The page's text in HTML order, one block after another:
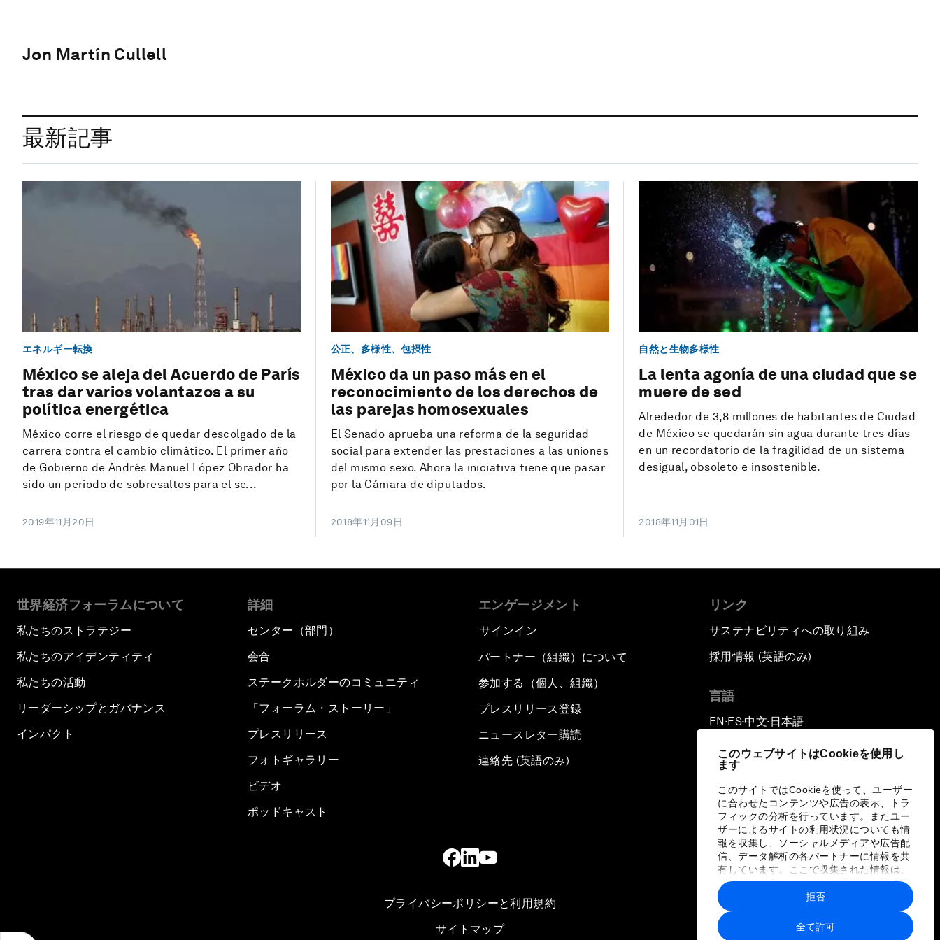
このウェブサイトはCookieを使用し
ます
このサイトではCookieを使って、ユーザー
に合わせたコンテンツや広告の表示、トラ
フィックの分析を行っています。またユー
ザーによるサイトの利用状況についても情
報を収集し、ソーシャルメディアや広告配
信、データ解析の各パートナーに情報を共
有しています。ここで収集された情報は、
ユーザーが各パートナーに提供した他の情
報や各パートナーのサービスを使用した際
に収集された情報と組み合わされ、各パー
トナーによって使用されることがありま
す。
全て許可
拒否
Jon Martín Cullell
最新記事
エネルギー転換
México se aleja del Acuerdo de París
tras dar varios volantazos a su
política energética
México corre el riesgo de quedar descolgado de la
carrera contra el cambio climático. El primer año
de Gobierno de Andrés Manuel López Obrador ha
sido un periodo de sobresaltos para el se...
2019年11月20日
公正、多様性、包摂性
México da un paso más en el
reconocimiento de los derechos de
las parejas homosexuales
El Senado aprueba una reforma de la seguridad
social para extender las prestaciones a las uniones
del mismo sexo. Ahora la iniciativa tiene que pasar
por la Cámara de diputados.
2018年11月09日
自然と生物多様性
La lenta agonía de una ciudad que se
muere de sed
Alrededor de 3,8 millones de habitantes de Ciudad
de México se quedarán sin agua durante tres días
en un recordatorio de la fragilidad de un sistema
desigual, obsoleto e insostenible.
2018年11月01日
世界経済フォーラムについて
私たちのストラテジー
私たちのアイデンティティ
私たちの活動
リーダーシップとガバナンス
インパクト
詳細
センター（部門）
会合
ステークホルダーのコミュニティ
「フォーラム・ストーリー」
プレスリリース
フォトギャラリー
ビデオ
ポッドキャスト
エンゲージメント
サインイン
パートナー（組織）について
参加する（個人、組織）
プレスリリース登録
ニュースレター購読
連絡先 (英語のみ)
リンク
サステナビリティへの取り組み
採用情報 (英語のみ)
言語
EN ▪ ES▪中文▪ 日本語
プライバシーポリシーと利用規約
サイトマップ